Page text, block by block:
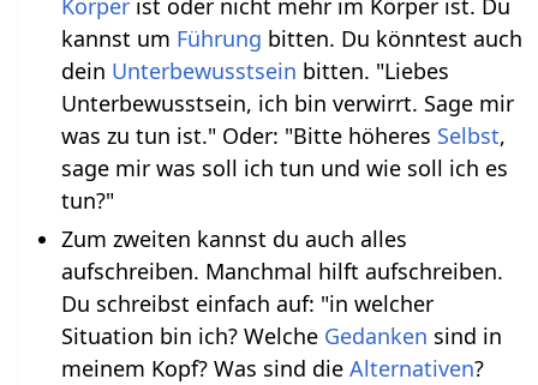
kannst um Führung bitten. Du könntest auch
dein Unterbewusstsein bitten. "Liebes
Unterbewusstsein, ich bin verwirrt. Sage mir
was zu tun ist." Oder: "Bitte höheres Selbst,
sage mir was soll ich tun und wie soll ich es
tun?"
Zum zweiten kannst du auch alles
aufschreiben. Manchmal hilft aufschreiben.
Du schreibst einfach auf: "in welcher
Situation bin ich? Welche Gedanken sind in
meinem Kopf? Was sind die Alternativen?